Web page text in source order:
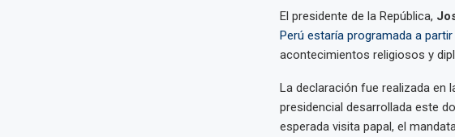
El presidente de la República,
Perú estaría programada a
acontecimientos religiosos y
La declaración fue realizada en
presidencial desarrollada este
esperada visita papal, el